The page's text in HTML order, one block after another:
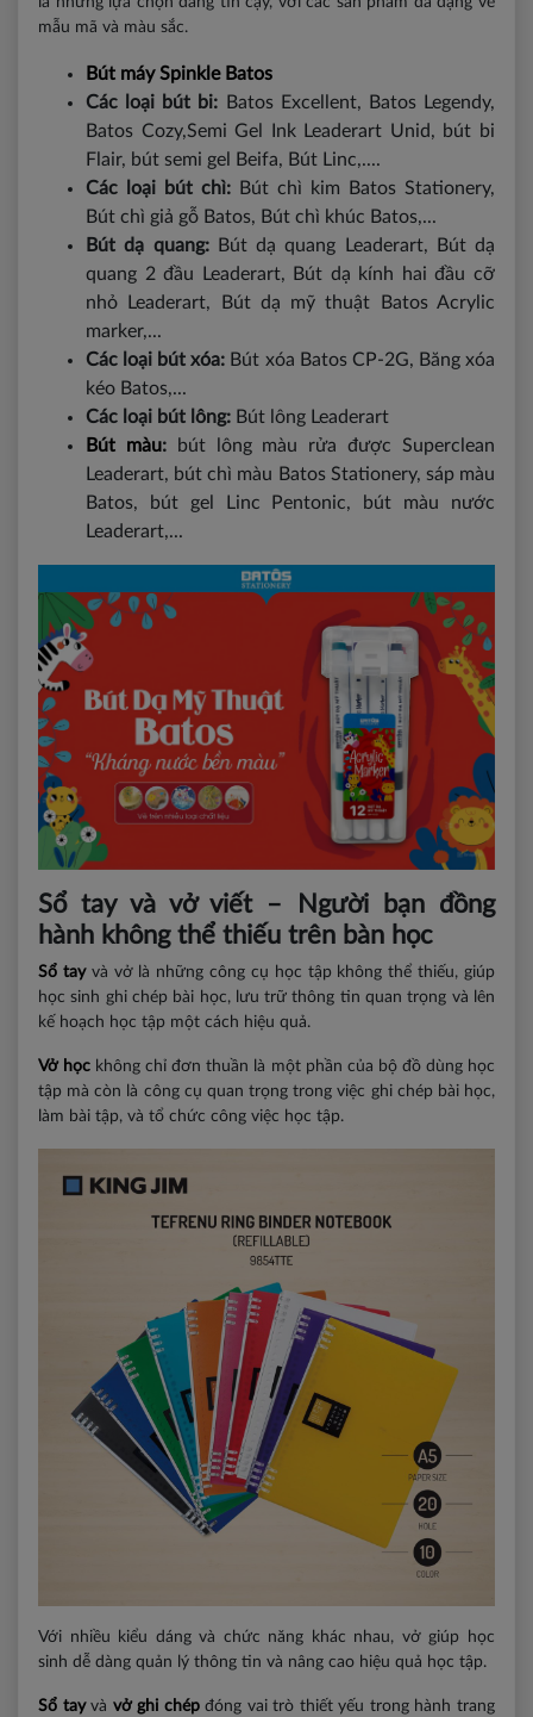
mẫu mã và màu sắc.
Bút máy Spinkle Batos
Các loại bút bi: Batos Excellent, Batos Legendy,
Batos Cozy,Semi Gel Ink Leaderart Unid, bút bi
Flair, bút semi gel Beifa, Bút Linc,....
Các loại bút chì: Bút chì kim Batos Stationery,
Bút chì giả gỗ Batos, Bút chì khúc Batos,...
Bút dạ quang:
Bút dạ quang Leaderart, Bút dạ
quang 2 đầu Leaderart, Bút dạ kính hai đầu cỡ
nhỏ Leaderart, Bút dạ mỹ thuật Batos Acrylic
marker,...
Các loại bút xóa: Bút xóa Batos CP-2G, Băng xóa
kéo Batos,...
Các loại bút lông: Bút lông Leaderart
Bút màu:
bút lông màu rửa được Superclean
Leaderart, bút chì màu Batos Stationery, sáp màu
Batos, bút gel Linc Pentonic, bút màu nước
Leaderart,...
Sổ tay và vở viết – Người bạn đồng
hành không thể thiếu trên bàn học
Sổ tay và vở là những công cụ học tập không thể thiếu, giúp
học sinh ghi chép bài học, lưu trữ thông tin quan trọng và lên
kế hoạch học tập một cách hiệu quả.
Vở học không chỉ đơn thuần là một phần của bộ đồ dùng học
tập mà còn là công cụ quan trọng trong việc ghi chép bài học,
làm bài tập, và tổ chức công việc học tập.
Với nhiều kiểu dáng và chức năng khác nhau, vở giúp học
sinh dễ dàng quản lý thông tin và nâng cao hiệu quả học tập.
Sổ tayvà vở ghi chépđóng vai trò thiết yếu trong hành trang